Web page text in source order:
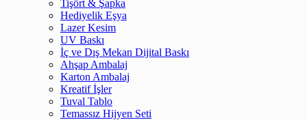
Tişört & Şapka
Hediyelik Eşya
Lazer Kesim
UV Baskı
İç ve Dış Mekan Dijital Baskı
Ahşap Ambalaj
Karton Ambalaj
Kreatif İşler
Tuval Tablo
Temassız Hijyen Seti